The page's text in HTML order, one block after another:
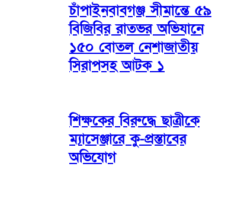
চাঁপাইনবাবগঞ্জ সীমান্তে ৫৯
বিজিবির রাতভর অভিযানে
১৫০ বোতল নেশাজাতীয়
সিরাপসহ আটক ১
শিক্ষকের বিরুদ্ধে ছাত্রীকে
ম্যাসেঞ্জারে কু-প্রস্তাবের
অভিযোগ